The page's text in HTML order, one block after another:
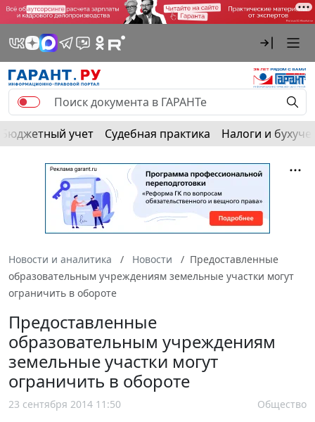
Бюджетный учет Судебная практика Налоги и
Новости и аналитика Новости
Предоставленные
образовательным учреждениям земельные участки могут
ограничить в обороте
Предоставленные
образовательным учреждениям
земельные участки могут
ограничить в обороте
23 сентября 2014 11:50 Общество